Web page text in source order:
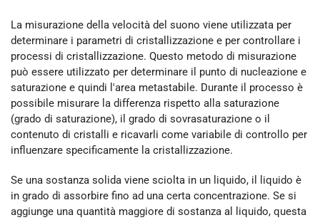
La misurazione della velocità del suono viene utilizzata per
determinare i parametri di cristallizzazione e per controllare i
processi di cristallizzazione. Questo metodo di misurazione
può essere utilizzato per determinare il punto di nucleazione e
saturazione e quindi l'area metastabile. Durante il processo è
possibile misurare la differenza rispetto alla saturazione
(grado di saturazione), il grado di sovrasaturazione o il
contenuto di cristalli e ricavarli come variabile di controllo per
influenzare specificamente la cristallizzazione.
Se una sostanza solida viene sciolta in un liquido, il liquido è
in grado di assorbire fino ad una certa concentrazione. Se si
aggiunge una quantità maggiore di sostanza al liquido, questa